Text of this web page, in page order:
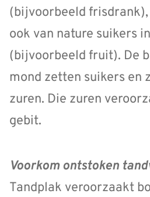
(bijvoorbeeld
ook van nature suikers
(bijvoorbeeld fruit). De
mond zetten suikers en
zuren. Die zuren
gebit.
Voorkom ontstoken
Tandplak veroorzaakt